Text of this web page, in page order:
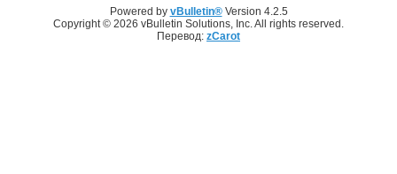
Powered by vBulletin®Version 4.2.5
Copyright © 2026 vBulletin Solutions, Inc. All rights reserved.
Перевод: zCarot